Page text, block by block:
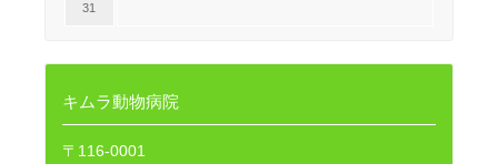
31
キムラ動物病院
〒116-0001